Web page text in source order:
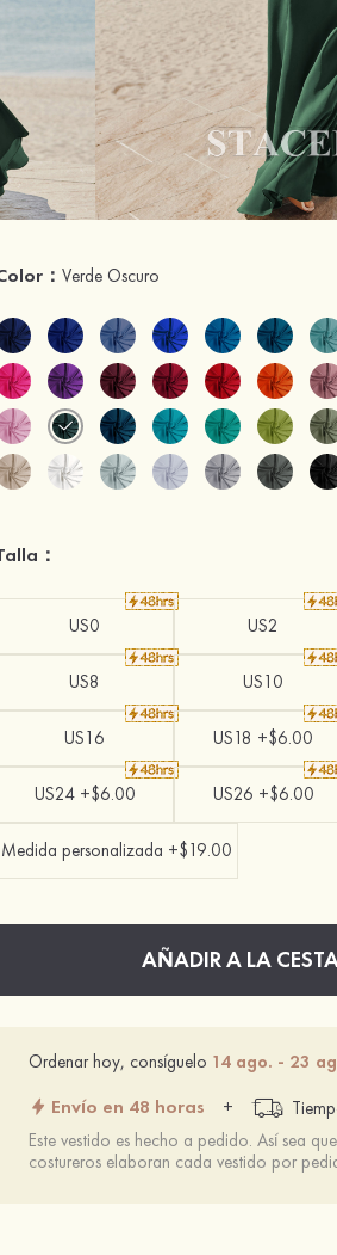
：Verde Oscuro
：
US0 US2
US8 US10
US16 US18 +$6.00
US24 +$6.00 US26 +$6.00
Medida personalizada +$19.00
AÑADIR A LA
Ordenar hoy, consíguelo 14 ago. - 23
Envío en 48 horas +
Este vestido es hecho a pedido. Así sea
costureros elaboran cada vestido por